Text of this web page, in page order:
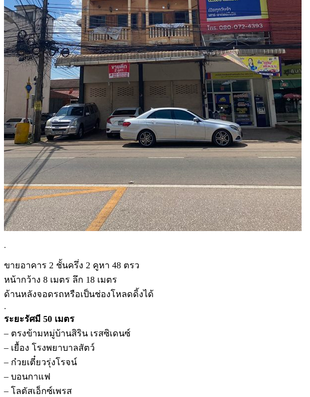
.
ขายอาคาร 2 ชั้นครึ่ง 2 คูหา 48 ตรว
หน้ากว้าง 8 เมตร ลึก 18 เมตร
ด้านหลังจอดรถหรือเป็นช่องโหลดดิ้งได้
.
ระยะรัศมี 50 เมตร
– ตรงข้ามหมู่บ้านสิริน เรสซิเดนซ์
– เยื้อง โรงพยาบาลสัตว์
– ก๋วยเตี๋ยวรุ่งโรจน์
– บอนกาแฟ
– โลตัสเอ็กซ์เพรส